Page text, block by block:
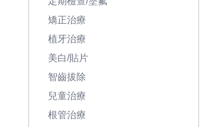
矯正治療
植牙治療
美白/貼片
智齒拔除
兒童治療
根管治療